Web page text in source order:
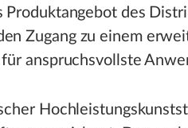
Produktangebot des
Zugang zu einem
anspruchsvollste